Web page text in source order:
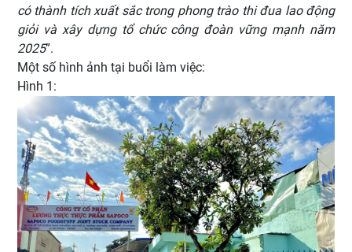
có thành tích xuất sắc trong phong trào thi đua lao động
giỏi và xây dựng tổ chức công đoàn vững mạnh năm
2025”.
Một số hình ảnh tại buổi làm việc:
Hình 1: